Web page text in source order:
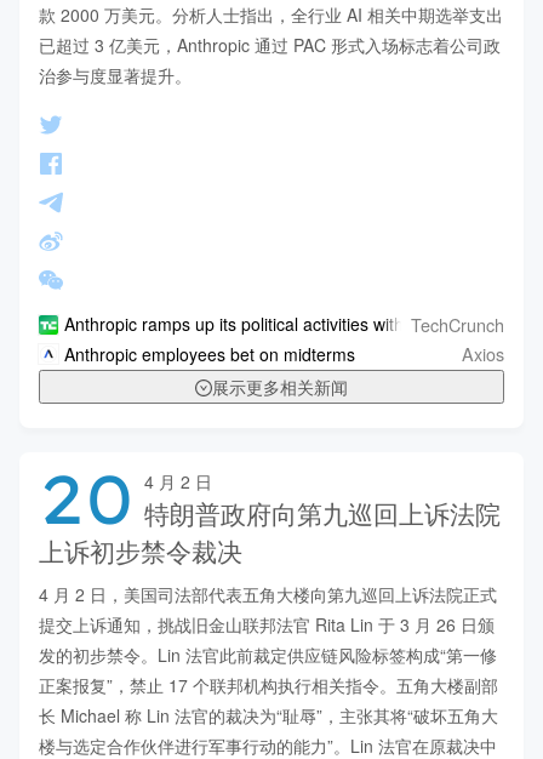
款 2000 万美元。分析人士指出，全行业 AI 相关中期选举支出
已超过 3 亿美元，Anthropic 通过 PAC 形式入场标志着公司政
治参与度显著提升。
Anthropic ramps up its political activities with a new PAC
TechCrunch
Anthropic employees bet on midterms Axios
展示更多相关新闻
20 4 月 2 日
特朗普政府向第九巡回上诉法院
上诉初步禁令裁决
4 月 2 日，美国司法部代表五角大楼向第九巡回上诉法院正式
提交上诉通知，挑战旧金山联邦法官 Rita Lin 于 3 月 26 日颁
发的初步禁令。Lin 法官此前裁定供应链风险标签构成“第一修
正案报复”，禁止 17 个联邦机构执行相关指令。五角大楼副部
长 Michael 称 Lin 法官的裁决为“耻辱”，主张其将“破坏五角大
楼与选定合作伙伴进行军事行动的能力”。Lin 法官在原裁决中